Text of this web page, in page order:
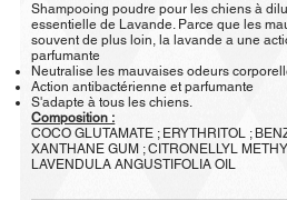
Shampooing poudre pour les chiens à
essentielle de Lavande. Parce que les
souvent de plus loin, la lavande a une
parfumante
Neutralise les mauvaises odeurs
Action antibactérienne et parfumante
S'adapte à tous les chiens.
Composition :
COCO GLUTAMATE ; ERYTHRITOL ;
XANTHANE GUM ; CITRONELLYL
LAVENDULA ANGUSTIFOLIA OIL